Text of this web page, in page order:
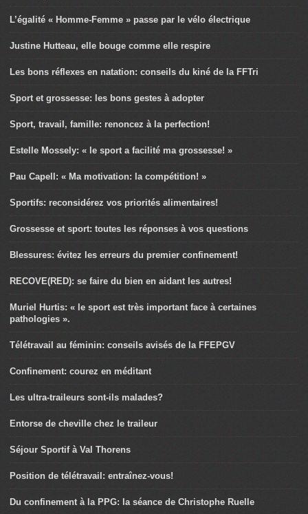
L’égalité « Homme-Femme » passe par le vélo électrique
Justine Hutteau, elle bouge comme elle respire
Les bons réflexes en natation: conseils du kiné de la FFTri
Sport et grossesse: les bons gestes à adopter
Sport, travail, famille: renoncez à la perfection!
Estelle Mossely: « le sport a facilité ma grossesse! »
Pau Capell: « Ma motivation: la compétition! »
Sportifs: reconsidérez vos priorités alimentaires!
Grossesse et sport: toutes les réponses à vos questions
Blessures: évitez les erreurs du premier confinement!
RECOVE(RED): se faire du bien en aidant les autres!
Muriel Hurtis: « le sport est très important face à certaines
pathologies ».
Télétravail au féminin: conseils avisés de la FFEPGV
Confinement: courez en méditant
Les ultra-traileurs sont-ils malades?
Entorse de cheville chez le traileur
Séjour Sportif à Val Thorens
Position de télétravail: entraînez-vous!
Du confinement à la PPG: la séance de Christophe Ruelle